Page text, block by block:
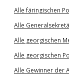
Alle färingischen
Alle
Alle georgischen
Alle georgischen
Alle Gewinner der